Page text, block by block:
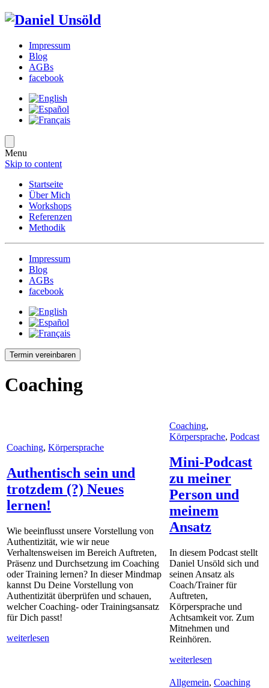
Impressum
Blog
AGBs
facebook
Menu
Skip to content
Startseite
Über Mich
Workshops
Referenzen
Methodik
Impressum
Blog
AGBs
facebook
Termin vereinbaren
Coaching
Coaching, Körpersprache
Authentisch sein und
trotzdem (?) Neues
lernen!
Wie beeinflusst unsere Vorstellung von
Authentizität, wie wir neue
Verhaltensweisen im Bereich Auftreten,
Präsenz und Durchsetzung im Coaching
oder Training lernen? In dieser Mindmap
kannst Du Deine Vorstellung von
Authentizität überprüfen und schauen,
welcher Coaching- oder Trainingsansatz
für Dich passt!
weiterlesen
Coaching,
Körpersprache, Podcast
Mini-Podcast
zu meiner
Person und
meinem
Ansatz
In diesem Podcast stellt
Daniel Unsöld sich und
seinen Ansatz als
Coach/Trainer für
Auftreten,
Körpersprache und
Achtsamkeit vor. Zum
Mitnehmen und
Reinhören.
weiterlesen
Allgemein, Coaching